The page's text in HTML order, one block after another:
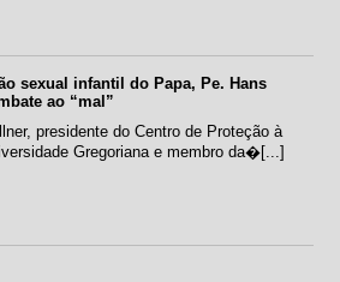
sexual infantil do Papa, Pe. Hans
ao “mal”
presidente do Centro de Proteção à
Gregoriana e membro da�[...]